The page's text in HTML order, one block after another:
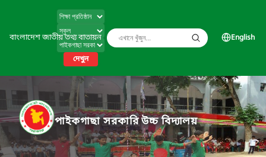
বাংলাদেশ জাতীয় তথ্য বাতায়ন
দেখুন
English
পাইকগাছা সরকারি উচ্চ বিদ্যালয়